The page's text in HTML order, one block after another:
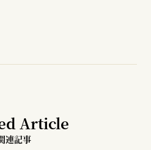
Article
連記事